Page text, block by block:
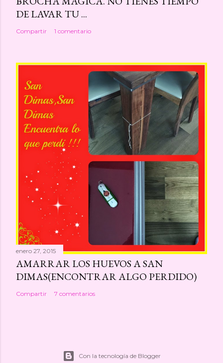
DE LAVAR TU ...
Compartir 1 comentario
enero 27, 2015
AMARRAR LOS HUEVOS A SAN
DIMAS(ENCONTRAR ALGO PERDIDO)
Compartir 7 comentarios
Con la tecnología de Blogger